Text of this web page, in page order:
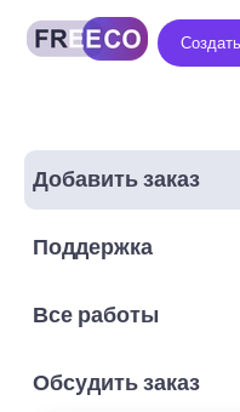
Добавить заказ
Поддержка
Все работы
Обсудить заказ